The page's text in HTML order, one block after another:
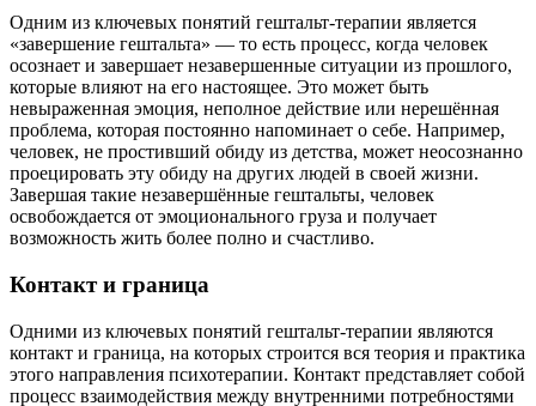
Одним из ключевых понятий гештальт-терапии является
«завершение гештальта» — то есть процесс, когда человек
осознает и завершает незавершенные ситуации из прошлого,
которые влияют на его настоящее. Это может быть
невыраженная эмоция, неполное действие или нерешённая
проблема, которая постоянно напоминает о себе. Например,
человек, не простивший обиду из детства, может неосознанно
проецировать эту обиду на других людей в своей жизни.
Завершая такие незавершённые гештальты, человек
освобождается от эмоционального груза и получает
возможность жить более полно и счастливо.
Контакт и граница
Одними из ключевых понятий гештальт-терапии являются
контакт и граница, на которых строится вся теория и практика
этого направления психотерапии. Контакт представляет собой
процесс взаимодействия между внутренними потребностями